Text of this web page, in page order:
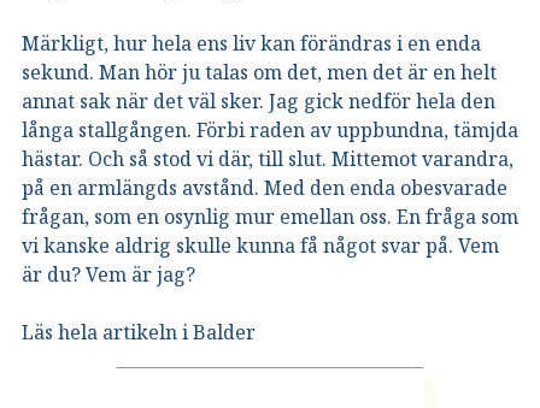
Märkligt, hur hela ens liv kan förändras i en enda
sekund. Man hör ju talas om det, men det är en helt
annat sak när det väl sker. Jag gick nedför hela den
långa stallgången. Förbi raden av uppbundna, tämjda
hästar. Och så stod vi där, till slut. Mittemot varandra,
på en armlängds avstånd. Med den enda obesvarade
frågan, som en osynlig mur emellan oss. En fråga som
vi kanske aldrig skulle kunna få något svar på. Vem
är du? Vem är jag?
Läs hela artikeln i Balder